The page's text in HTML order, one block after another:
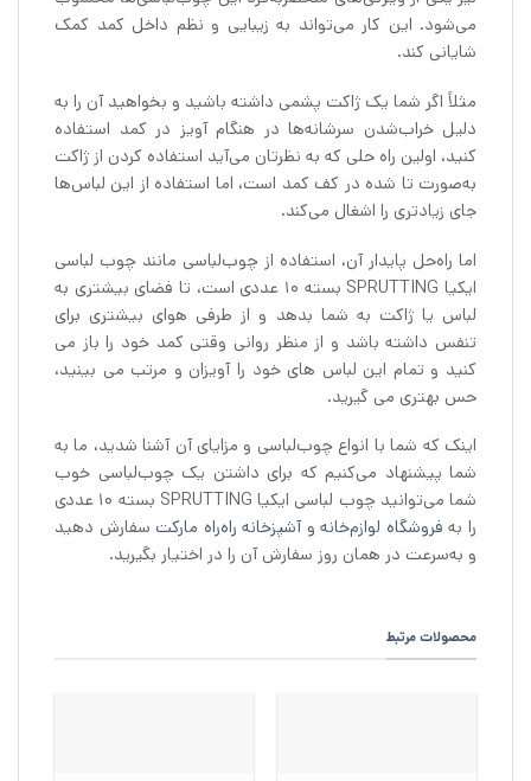
می‌شود. این کار می‌تواند به زیبایی و نظم داخل کمد کمک
شایانی کند.
مثلاً اگر شما یک ژاکت پشمی داشته باشید و بخواهید آن را به
دلیل خراب‌شدن سرشانه‌ها در هنگام آویز در کمد استفاده
کنید، اولین راه حلی که به نظرتان می‌آید استفاده کردن از ژاکت
به‌صورت تا شده در کف کمد است، اما استفاده از این لباس‌ها
جای زیادتری را اشغال می‌کند.
اما راه‌حل پایدار آن، استفاده از چوب‌لباسی مانند چوب لباسی
ایکیا SPRUTTING بسته 10 عددی است، تا فضای بیشتری به
لباس یا ژاکت به شما بدهد و از طرفی هوای بیشتری برای
تنفس داشته باشد و از منظر روانی وقتی کمد خود را باز می
کنید و تمام این لباس های خود را آویزان و مرتب می بینید،
حس بهتری می گیرید.
اینک که شما با انواع چوب‌لباسی و مزایای آن آشنا شدید، ما به
شما پیشنهاد می‌کنیم که برای داشتن یک چوب‌لباسی خوب
شما می‌توانید چوب لباسی ایکیا SPRUTTING بسته 10 عددی
را به فروشگاه لوازم‌خانه و آشپزخانه راه‌راه مارکت سفارش دهید
و به‌سرعت در همان روز سفارش آن را در اختیار بگیرید.
محصولات مرتبط